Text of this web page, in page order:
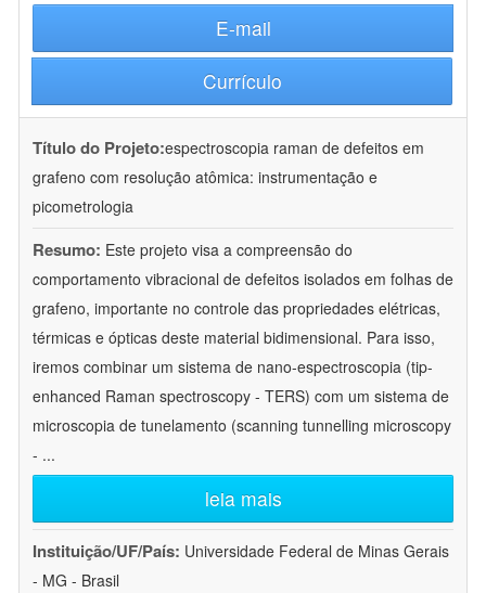
E-mail
Currículo
Título do Projeto:espectroscopia raman de defeitos em
grafeno com resolução atômica: instrumentação e
picometrologia
Resumo: Este projeto visa a compreensão do
comportamento vibracional de defeitos isolados em folhas de
grafeno, importante no controle das propriedades elétricas,
térmicas e ópticas deste material bidimensional. Para isso,
iremos combinar um sistema de nano-espectroscopia (tip-
enhanced Raman spectroscopy - TERS) com um sistema de
microscopia de tunelamento (scanning tunnelling microscopy
- ...
leia mais
Instituição/UF/País: Universidade Federal de Minas Gerais
- MG - Brasil